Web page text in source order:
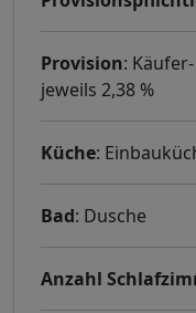
Provision:
jeweils 2,38 %
Küche:
Bad: Dusche
Anzahl